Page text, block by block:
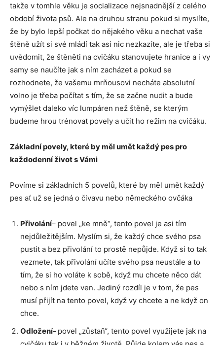
takže v tomhle věku je socializace nejsnadnější z celého
období života psů. Ale na druhou stranu pokud si myslíte,
že by bylo lepší počkat do nějakého věku a nechat vaše
štěně užít si své mládí tak asi nic nezkazíte, ale je třeba si
uvědomit, že štěněti na cvičáku stanovujete hranice a i vy
samy se naučíte jak s ním zacházet a pokud se
rozhodnete, že vašemu mrňousovi necháte absolutní
volno je třeba počítat s tím, že se začne nudit a bude
vymýšlet daleko víc lumpáren než štěně, se kterým
budeme hrou trénovat povely a učit ho režim na cvičáku.
Základní povely, které by měl umět každý pes pro
každodenní život s Vámi
Povíme si základních 5 povelů, které by měl umět každý
pes ať už se jedná o čivavu nebo německého ovčáka
Přivolání– povel „ke mně“, tento povel je asi tím
nejdůležitějším. Myslím si, že každý chce svého psa
pustit a bez přivolání to prostě nepůjde. Když si to tak
vezmete, tak přivolání učíte svého psa neustále a to
tím, že si ho voláte k sobě, když mu chcete něco dát
nebo s ním jdete ven. Jediný rozdíl je v tom, že pes
musí přijít na tento povel, když vy chcete a ne když on
chce.
Odložení- povel „zůstaň“, tento povel využijete jak na